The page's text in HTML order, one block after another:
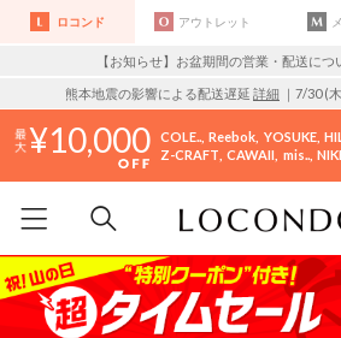
ロコンド アウトレット
【お知らせ】お盆期間の営業・配送につ
熊本地震の影響による配送遅延 詳細 ｜7/30 (
10,000 COLE.. Reebok YOSUKE
Z-CRAFT CAWAII mis..